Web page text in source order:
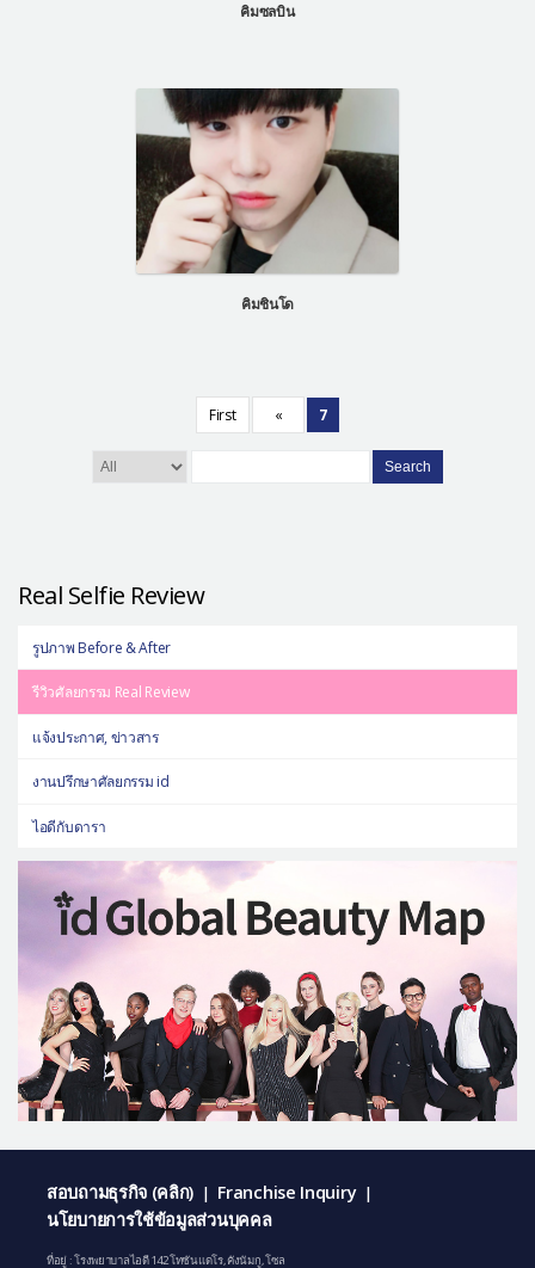
คิมซลบิน
คิมชินโด
First « 7
Search
Real Selfie Review
รูปภาพ Before & After
รีวิวศัลยกรรม Real Review
แจ้งประกาศ, ข่าวสาร
งานปรึกษาศัลยกรรม id
ไอดีกับดารา
สอบถามธุรกิจ (คลิก) | Franchise Inquiry |
นโยบายการใช้ข้อมูลส่วนบุคคล
ที่อยู่ : โรงพยาบาลไอดี 142 โทซันแดโร, คังนัมกู, โซล